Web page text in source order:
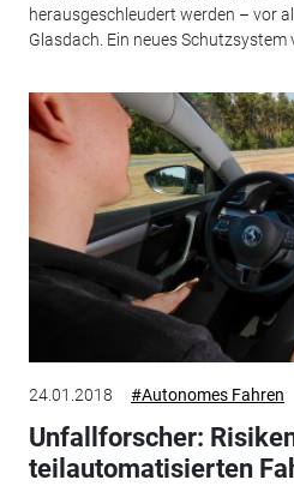
herausgeschleudert werden – vor
Glasdach. Ein neues Schutzsystem
24.01.2018 #Autonomes Fahren
Unfallforscher:
teilautomatisierten